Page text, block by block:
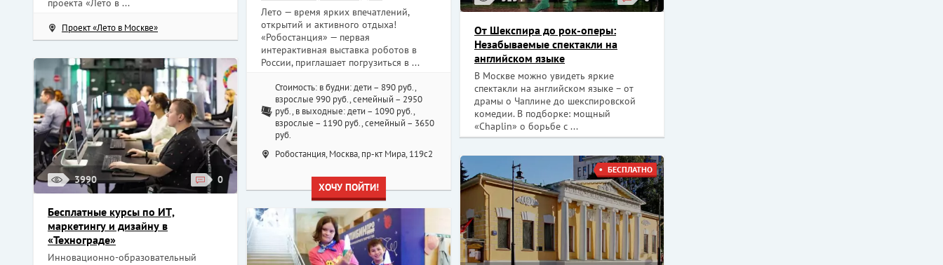
проекта «Лето в ...
Проект «Лето в Москве»
Лето — время ярких впечатлений,
открытий и активного отдыха!
«Робостанция» — первая
интерактивная выставка роботов в
России, приглашает погрузиться в ...
Стоимость: в будни: дети – 890 руб.,
взрослые 990 руб., семейный – 2950
руб., в выходные: дети – 1090 руб.,
взрослые – 1190 руб., семейный – 3650
руб.
Робостанция, Москва, пр-кт Мира, 119с2
ХОЧУ ПОЙТИ!
От Шекспира до рок-оперы:
Незабываемые спектакли на
английском языке
В Москве можно увидеть яркие
спектакли на английском языке – от
драмы о Чаплине до шекспировской
комедии. В подборке: мощный
«Chaplin» о борьбе с ...
3990 0
Бесплатные курсы по ИТ,
маркетингу и дизайну в
«Технограде»
Инновационно-образовательный
БЕСПЛАТНО